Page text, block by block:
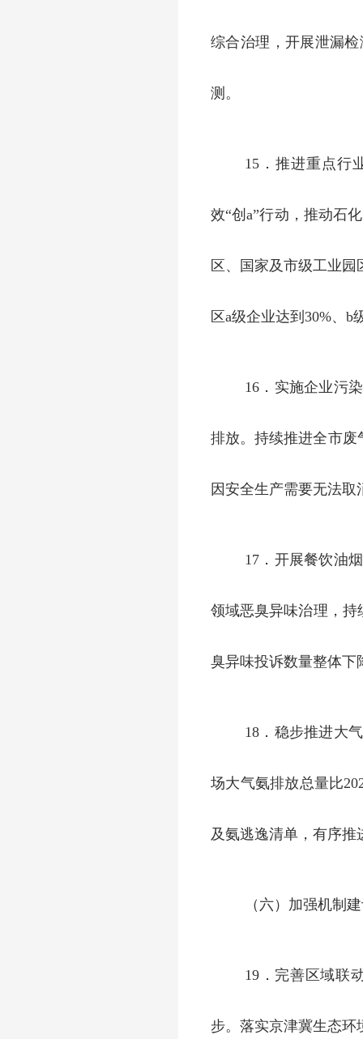
综合治理，开展泄漏
测。
15．推进重点行
效“创a”行动，推动石
区、国家及市级工业
区a级企业达到30%、
16．实施企业污
排放。持续推进全市废
因安全生产需要无法
17．开展餐饮油
领域恶臭异味治理，持
臭异味投诉数量整体下
18．稳步推进大
场大气氨排放总量比
及氨逃逸清单，有序
（六）加强机制
19．完善区域联
步。落实京津冀生态